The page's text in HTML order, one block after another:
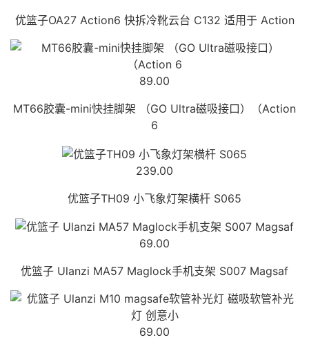
优篮子OA27 Action6 快拆冷靴云台 C132 适用于 Action
89.00
MT66胶囊-mini快挂脚架 （GO Ultra磁吸接口）（Action
6
239.00
优篮子TH09 小飞象灯架横杆 S065
69.00
优篮子 Ulanzi MA57 Maglock手机支架 S007 Magsaf
69.00